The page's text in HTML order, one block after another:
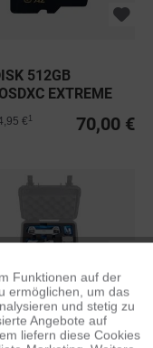
512GB
EXTREME
U3 V30...
70,00 €
€
MINI 3 PRO
2000 EINSATZ
Aktiv
Inaktiv
Funktionen auf der
ermöglichen, um das
und stetig zu
Angebote auf
liefern diese Cookies